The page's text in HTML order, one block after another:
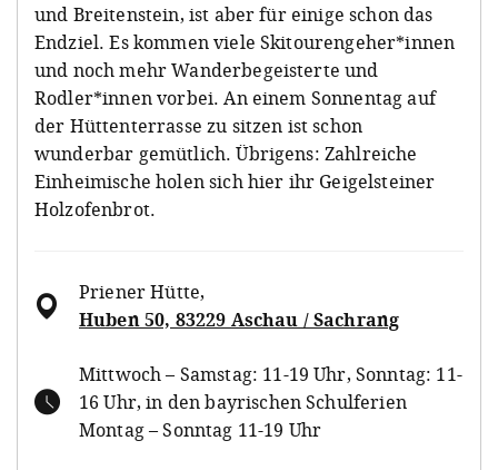
und Breitenstein, ist aber für einige schon das
Endziel. Es kommen viele Skitourengeher*innen
und noch mehr Wanderbegeisterte und
Rodler*innen vorbei. An einem Sonnentag auf
der Hüttenterrasse zu sitzen ist schon
wunderbar gemütlich. Übrigens: Zahlreiche
Einheimische holen sich hier ihr Geigelsteiner
Holzofenbrot.
Priener Hütte,
Huben 50, 83229 Aschau / Sachrang
Mittwoch – Samstag: 11-19 Uhr, Sonntag: 11-
16 Uhr, in den bayrischen Schulferien
Montag – Sonntag 11-19 Uhr